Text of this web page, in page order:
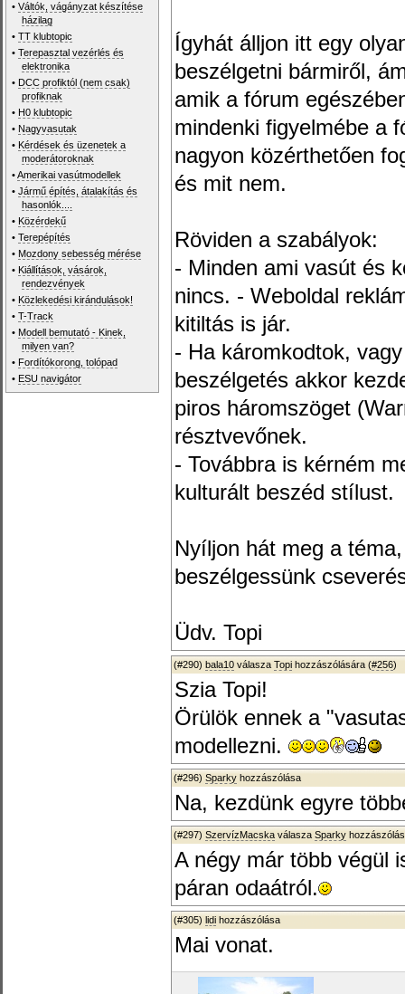
•Váltók, vágányzat készítése
házilag
•TT klubtopic
•Terepasztal vezérlés és
elektronika
• DCC profiktól (nem csak)
profiknak
• H0 klubtopic
• Nagyvasutak
• Kérdések és üzenetek a
moderátoroknak
•Amerikai vasútmodellek
•Jármű építés, átalakítás és
hasonlók....
• Közérdekű
•Terepépítés
• Mozdony sebesség mérése
• Kiállítások, vásárok,
rendezvények
• Közlekedési kirándulások!
•T-Track
• Modell bemutató - Kinek,
milyen van?
• Fordítókorong, tolópad
• ESU navigátor
Ígyhát álljon itt egy
beszélgetni bármiről,
amik a fórum
mindenki figyelmébe a
nagyon közérthetően
és mit nem.
Röviden a szabályok:
- Minden ami vasút és
nincs. - Weboldal
kitiltás is jár.
- Ha káromkodtok,
beszélgetés akkor
piros háromszöget
résztvevőnek.
- Továbbra is kérném
kulturált beszéd stílust.
Nyíljon hát meg a
beszélgessünk
Üdv. Topi
(#290) bala10 válasza Topi hozzászólására (#256)
Szia Topi!
Örülök ennek a
modellezni.
(#296) Sparky hozzászólása
Na, kezdünk egyre
(#297) SzervízMacska válasza Sparky
A négy már több végül
páran odaátról.
(#305) lidi hozzászólása
Mai vonat.